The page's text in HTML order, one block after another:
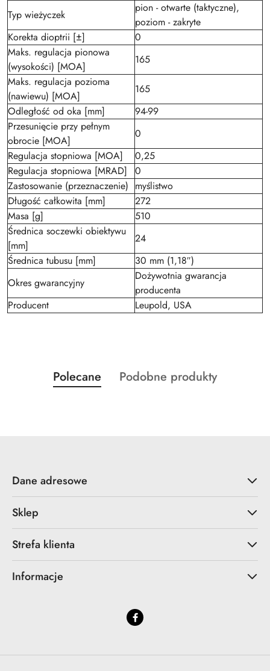
Typ wieżyczek
pion - otwarte (taktyczne),
poziom - zakryte
Korekta dioptrii [±]
0
Maks. regulacja pionowa
(wysokości) [MOA]
165
Maks. regulacja pozioma
(nawiewu) [MOA]
165
Odległość od oka [mm]
94-99
Przesunięcie przy pełnym
obrocie [MOA]
0
Regulacja stopniowa [MOA]
0,25
Regulacja stopniowa [MRAD]
0
Zastosowanie (przeznaczenie) myślistwo
Długość całkowita [mm]
272
Masa [g]
510
Średnica soczewki obiektywu
[mm]
24
Średnica tubusu [mm]
30 mm (1,18″)
Okres gwarancyjny
Dożywotnia gwarancja
producenta
Producent
Leupold, USA
Pomiń karuzelę produktów
Produkty
o
Polecane
Produkty
Podobne produkty
Dane adresowe
Sklep
Strefa klienta
Informacje